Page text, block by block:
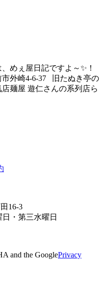
めぇ屋日記ですよ～✨！
外崎4-6-37 旧たぬき亭の
麺屋 遊仁さんの系列店ら
16-3
・第三水曜日
and the GooglePrivacy